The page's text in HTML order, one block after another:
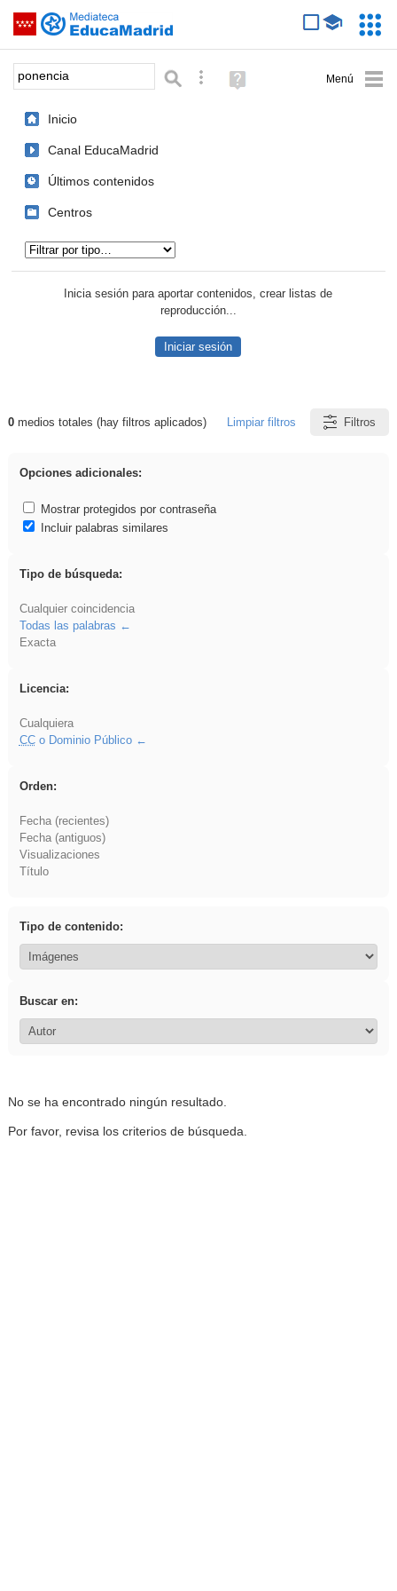
Saltar navegación
Palabra o frase: Búsqueda avanzada
Ayuda
(en
Inicio
Canal EducaMadrid
Últimos contenidos
Centros
Inicia sesión para aportar contenidos, crear listas de
reproducción...
Iniciar sesión
Resultados de: ponencia
0medios totales (hay filtros aplicados) Limpiar filtros Filtros
Opciones adicionales:
Mostrar protegidos por contraseña
Incluir palabras similares
Tipo de búsqueda:
Cualquier coincidencia
Todas las palabras
Exacta
Licencia:
Cualquiera
CCo Dominio Público
Orden:
Fecha (recientes)
Fecha (antiguos)
Visualizaciones
Título
Tipo de contenido:
Buscar en:
No se ha encontrado ningún resultado.
Por favor, revisa los criterios de búsqueda.